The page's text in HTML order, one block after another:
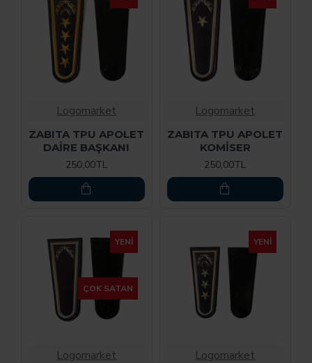
Logomarket
ZABITA TPU APOLET
DAİRE BAŞKANI
250,00TL
Logomarket
ZABITA TPU APOLET
KOMİSER
250,00TL
YENI
ÇOK SATAN
Logomarket
YENI
Logomarket